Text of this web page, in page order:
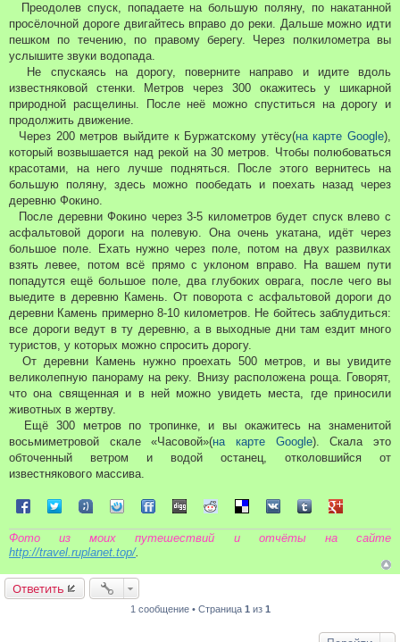
Преодолев спуск, попадаете на большую поляну, по накатанной
просёлочной дороге двигайтесь вправо до реки. Дальше можно идти
пешком по течению, по правому берегу. Через полкилометра вы
услышите звуки водопада.
Не спускаясь на дорогу, поверните направо и идите вдоль
известняковой стенки. Метров через 300 окажитесь у шикарной
природной расщелины. После неё можно спуститься на дорогу и
продолжить движение.
Через 200 метров выйдите к Буржатскому утёсу(на карте Google),
который возвышается над рекой на 30 метров. Чтобы полюбоваться
красотами, на него лучше подняться. После этого вернитесь на
большую поляну, здесь можно пообедать и поехать назад через
деревню Фокино.
После деревни Фокино через 3-5 километров будет спуск влево с
асфальтовой дороги на полевую. Она очень укатана, идёт через
большое поле. Ехать нужно через поле, потом на двух развилках
взять левее, потом всё прямо с уклоном вправо. На вашем пути
попадутся ещё большое поле, два глубоких оврага, после чего вы
выедите в деревню Камень. От поворота с асфальтовой дороги до
деревни Камень примерно 8-10 километров. Не бойтесь заблудиться:
все дороги ведут в ту деревню, а в выходные дни там ездит много
туристов, у которых можно спросить дорогу.
От деревни Камень нужно проехать 500 метров, и вы увидите
великолепную панораму на реку. Внизу расположена роща. Говорят,
что она священная и в ней можно увидеть места, где приносили
животных в жертву.
Ещё 300 метров по тропинке, и вы окажитесь на знаменитой
восьмиметровой скале «Часовой»(на карте Google). Скала это
обточенный ветром и водой останец, отколовшийся от
известнякового массива.
Поделиться в Facebook
Поделиться в Twitter
Поделиться в Tuenti
Поделиться в Sonico
Поделиться в FriendFeed
Поделиться в Digg
Поделиться в Reddit
Поделиться в Delicious
Поделиться в VK
Поделиться в
Поделиться
Фото из моих путешествий и отчёты на сайте
http://travel.ruplanet.top/.
Ответить
1 сообщение • Страница 1 из 1